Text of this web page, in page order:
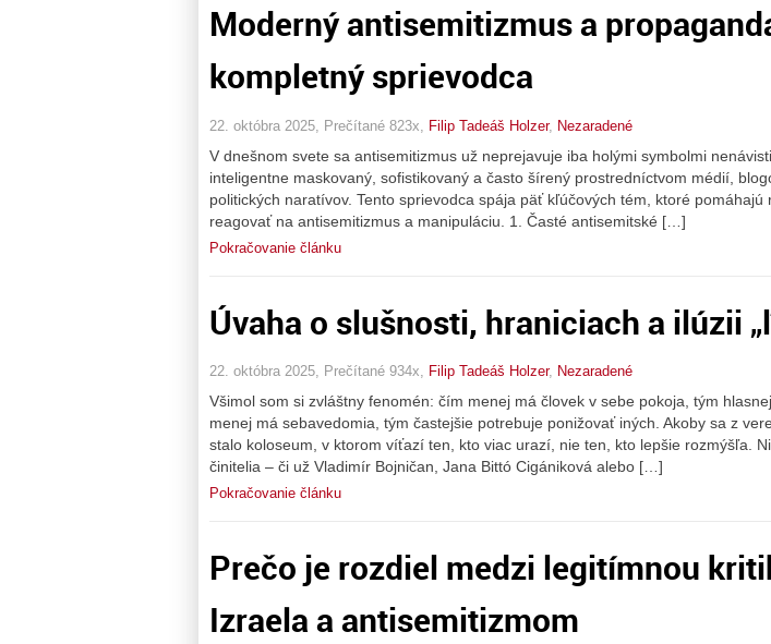
Moderný antisemitizmus a
kompletný sprievodca
22. októbra 2025, Prečítané 823x, Filip Tadeáš Holzer, Nezaradené
V dnešnom svete sa antisemitizmus už neprejavuje iba holými symbolmi
inteligentne maskovaný, sofistikovaný a často šírený prostredníctvom médií,
politických naratívov. Tento sprievodca spája päť kľúčových tém, ktoré pomáhajú
reagovať na antisemitizmus a manipuláciu. 1. Časté antisemitské […]
Pokračovanie článku
Úvaha o slušnosti, hraniciach a ilúzii
22. októbra 2025, Prečítané 934x, Filip Tadeáš Holzer, Nezaradené
Všimol som si zvláštny fenomén: čím menej má človek v sebe pokoja, tým
menej má sebavedomia, tým častejšie potrebuje ponižovať iných. Akoby sa z
stalo koloseum, v ktorom víťazí ten, kto viac urazí, nie ten, kto lepšie rozmýšľa.
činitelia – či už Vladimír Bojničan, Jana Bittó Cigániková alebo […]
Pokračovanie článku
Prečo je rozdiel medzi legitímnou
Izraela a antisemitizmom